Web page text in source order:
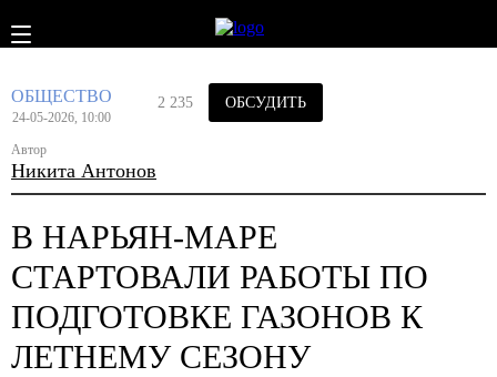
ОБЩЕСТВО
24-05-2026, 10:00
Автор
Никита Антонов
2 235 ОБСУДИТЬ
В НАРЬЯН-МАРЕ
СТАРТОВАЛИ РАБОТЫ ПО
ПОДГОТОВКЕ ГАЗОНОВ К
ЛЕТНЕМУ СЕЗОНУ